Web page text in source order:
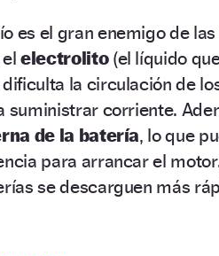
es el gran enemigo de
elelectrolito(el líquido
la circulación de
suministrar corriente.
de la batería, lo que
para arrancar el
se descarguen más